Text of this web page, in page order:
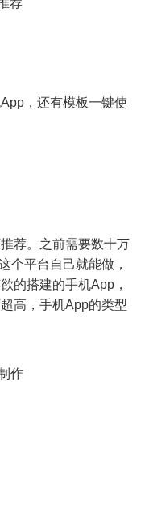
，还有模板一键使
荐。之前需要数十万
个平台自己就能做，
的搭建的手机App，
高，手机App的类型